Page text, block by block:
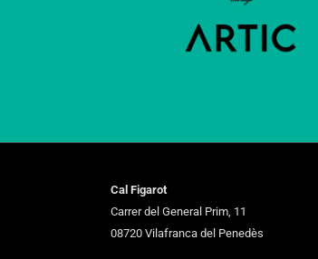
Cal Figarot
Carrer del General Prim, 11
08720 Vilafranca del Penedès